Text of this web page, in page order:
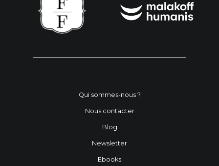
Qui sommes-nous ?
Nous contacter
Blog
Newsletter
Ebooks